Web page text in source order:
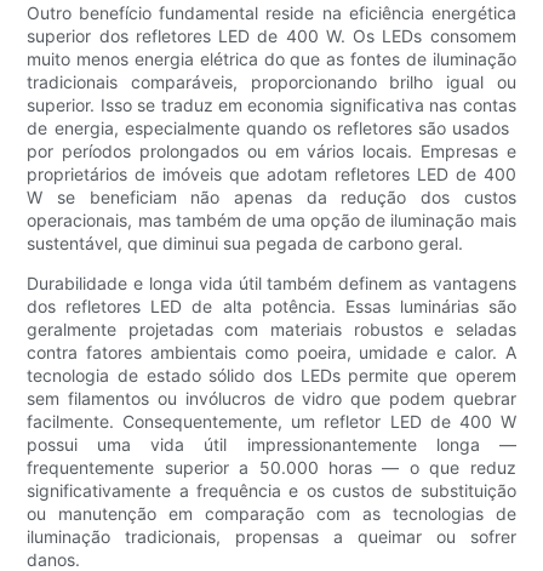
Outro benefício fundamental reside na eficiência energética
superior dos refletores LED de 400 W. Os LEDs consomem
muito menos energia elétrica do que as fontes de iluminação
tradicionais comparáveis, proporcionando brilho igual ou
superior. Isso se traduz em economia significativa nas contas
de energia, especialmente quando os refletores são usados ​​
por períodos prolongados ou em vários locais. Empresas e
proprietários de imóveis que adotam refletores LED de 400
W se beneficiam não apenas da redução dos custos
operacionais, mas também de uma opção de iluminação mais
sustentável, que diminui sua pegada de carbono geral.
Durabilidade e longa vida útil também definem as vantagens
dos refletores LED de alta potência. Essas luminárias são
geralmente projetadas com materiais robustos e seladas
contra fatores ambientais como poeira, umidade e calor. A
tecnologia de estado sólido dos LEDs permite que operem
sem filamentos ou invólucros de vidro que podem quebrar
facilmente. Consequentemente, um refletor LED de 400 W
possui uma vida útil impressionantemente longa —
frequentemente superior a 50.000 horas — o que reduz
significativamente a frequência e os custos de substituição
ou manutenção em comparação com as tecnologias de
iluminação tradicionais, propensas a queimar ou sofrer
danos.